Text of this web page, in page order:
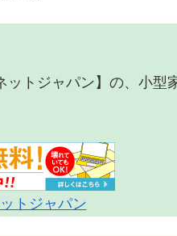
トジャパン】の、小型
トジャパン